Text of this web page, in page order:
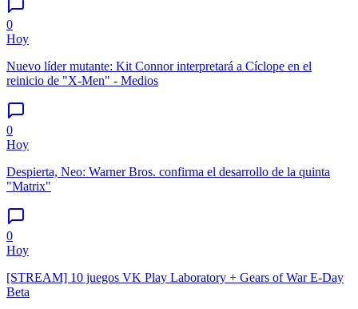
0
Hoy
Nuevo líder mutante: Kit Connor interpretará a Cíclope en el
reinicio de "X-Men" - Medios
0
Hoy
Despierta, Neo: Warner Bros. confirma el desarrollo de la quinta
"Matrix"
0
Hoy
[STREAM] 10 juegos VK Play Laboratory + Gears of War E-Day
Beta